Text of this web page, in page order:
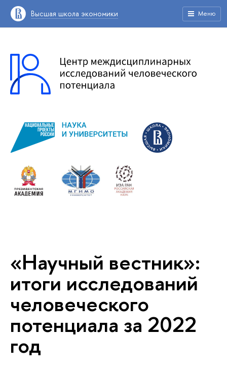
Высшая школа экономики Меню
«Научный вестник»:
итоги исследований
человеческого
потенциала за 2022
год